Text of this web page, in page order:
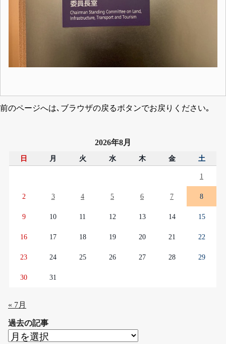
前のページへは､ブラウザの戻るボタンでお戻りください｡
2026年8月
日 月 火 水 木 金 土
1
2 3 4 5 6 7 8
9 10 11 12 13 14 15
16 17 18 19 20 21 22
23 24 25 26 27 28 29
30 31
« 7月
過去の記事
過